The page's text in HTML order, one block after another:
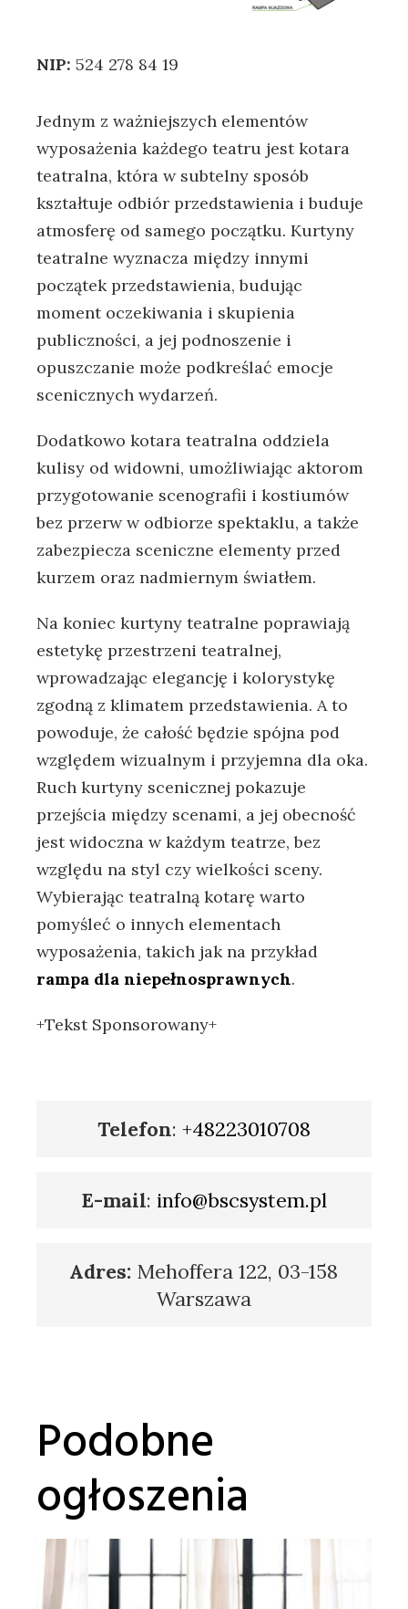
NIP: 524 278 84 19
Jednym z ważniejszych elementów
wyposażenia każdego teatru jest kotara
teatralna, która w subtelny sposób
kształtuje odbiór przedstawienia i buduje
atmosferę od samego początku. Kurtyny
teatralne wyznacza między innymi
początek przedstawienia, budując
moment oczekiwania i skupienia
publiczności, a jej podnoszenie i
opuszczanie może podkreślać emocje
scenicznych wydarzeń.
Dodatkowo kotara teatralna oddziela
kulisy od widowni, umożliwiając aktorom
przygotowanie scenografii i kostiumów
bez przerw w odbiorze spektaklu, a także
zabezpiecza sceniczne elementy przed
kurzem oraz nadmiernym światłem.
Na koniec kurtyny teatralne poprawiają
estetykę przestrzeni teatralnej,
wprowadzając elegancję i kolorystykę
zgodną z klimatem przedstawienia. A to
powoduje, że całość będzie spójna pod
względem wizualnym i przyjemna dla oka.
Ruch kurtyny scenicznej pokazuje
przejścia między scenami, a jej obecność
jest widoczna w każdym teatrze, bez
względu na styl czy wielkości sceny.
Wybierając teatralną kotarę warto
pomyśleć o innych elementach
wyposażenia, takich jak na przykład
rampa dla niepełnosprawnych.
+Tekst Sponsorowany+
Telefon: +48223010708
E-mail: info@bscsystem.pl
Adres: Mehoffera 122, 03-158
Warszawa
Podobne
ogłoszenia